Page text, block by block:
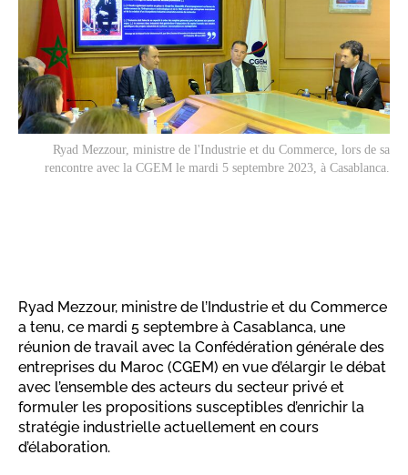
Ryad Mezzour, ministre de l'Industrie et du Commerce, lors de sa
rencontre avec la CGEM le mardi 5 septembre 2023, à Casablanca.
Ryad Mezzour, ministre de l’Industrie et du Commerce
a tenu, ce mardi 5 septembre à Casablanca, une
réunion de travail avec la Confédération générale des
entreprises du Maroc (CGEM) en vue d’élargir le débat
avec l’ensemble des acteurs du secteur privé et
formuler les propositions susceptibles d’enrichir la
stratégie industrielle actuellement en cours
d’élaboration.